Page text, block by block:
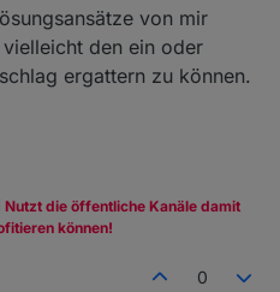
von mir
den ein oder
ergattern zu können.
die öffentliche Kanäle damit
können!
0